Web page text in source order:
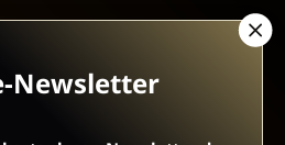
Newsletter